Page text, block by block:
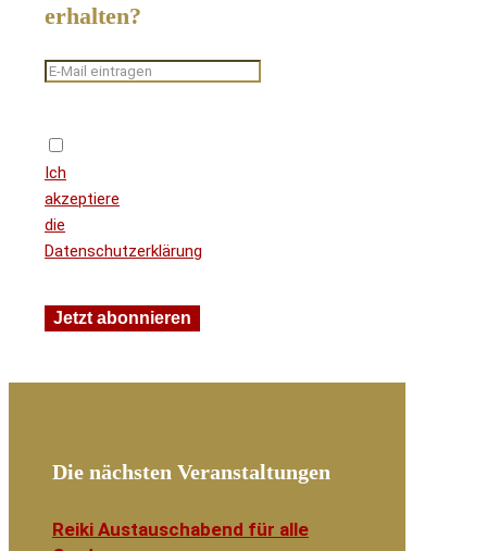
erhalten?
Ich
akzeptiere
die
Datenschutzerklärung
Die nächsten Veranstaltungen
Reiki Austauschabend für alle